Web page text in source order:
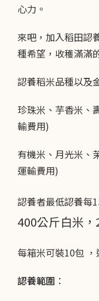
心力。
來吧，加入稻田認
種希望，收穫滿滿
認養稻米品種以及
珍珠米、芋香米、
輸費用)
有機米、月光米、
運輸費用)
認養者最低認養每
400公斤白米
每箱米可裝10包 ，
認養範圍︰